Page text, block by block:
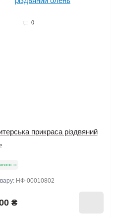
0
прикраса різдвяний
НФ-00010802
₴